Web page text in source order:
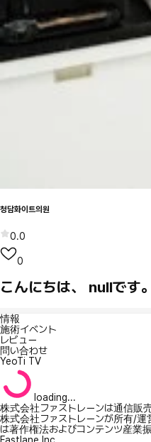
청담화이트의원
0.0
0
こんにちは、 nullです。
情報
施術イベント
レビュー
問い合わせ
YeoTi TV
loading...
株式会社ファストレーンは通信販
株式会社ファストレーンが所有/運
は著作権法およびコンテンツ産業